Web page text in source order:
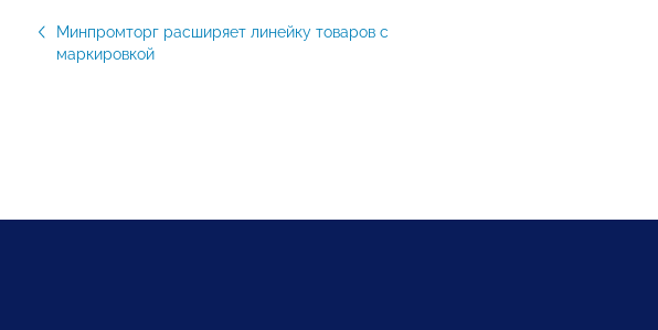
Минпромторг расширяет линейку товаров с
маркировкой